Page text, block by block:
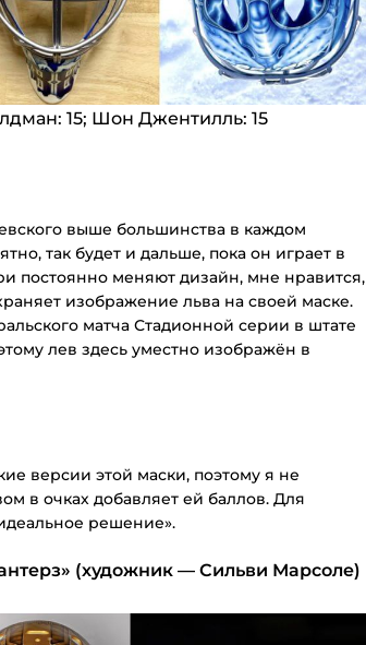
15; Шон Джентилль: 15
выше большинства в каждом
так будет и дальше, пока он играет в
постоянно меняют дизайн, мне нравится,
изображение льва на своей маске.
матча Стадионной серии в штате
лев здесь уместно изображён в
версии этой маски, поэтому я не
в очках добавляет ей баллов. Для
решение».
(художник — Сильви Марсоле)